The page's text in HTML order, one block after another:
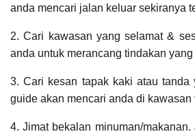
anda mencari jalan keluar sekiranya
2. Cari kawasan yang selamat &
anda untuk merancang tindakan
3. Cari kesan tapak kaki atau tanda
guide akan mencari anda di kawasan
4. Jimat bekalan minuman/